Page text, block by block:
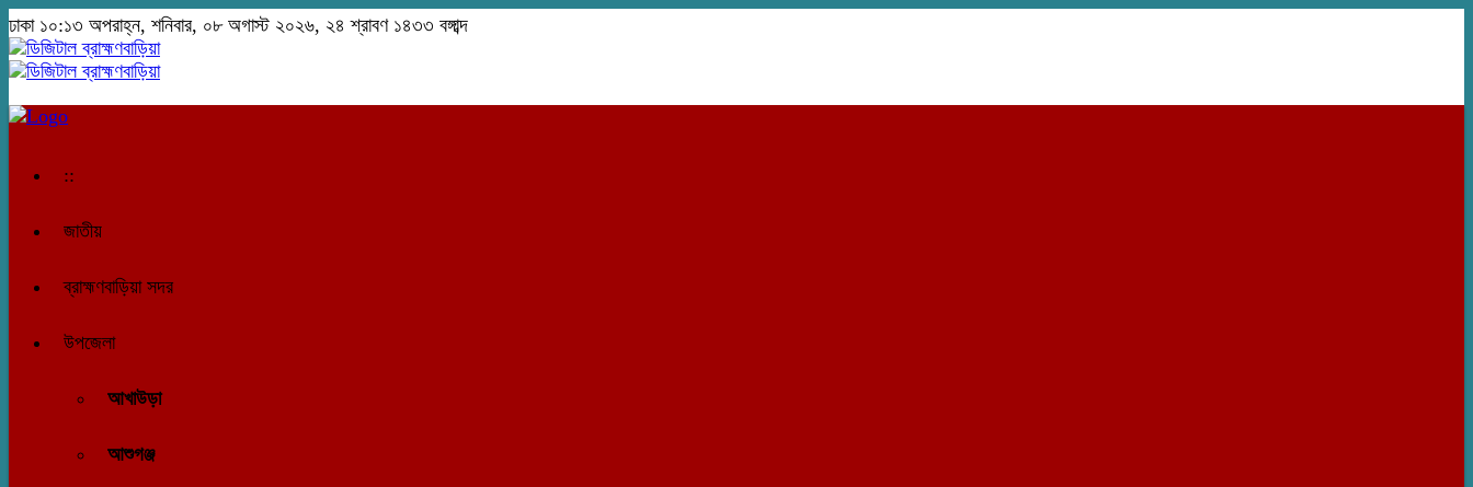
ঢাকা ১০:১৩ অপরাহ্ন, শনিবার, ০৮ অগাস্ট ২০২৬, ২৪ শ্রাবণ ১৪৩৩ বঙ্গাব্দ
::
জাতীয়
ব্রাহ্মণবাড়িয়া সদর
উপজেলা
আখাউড়া
আশুগঞ্জ